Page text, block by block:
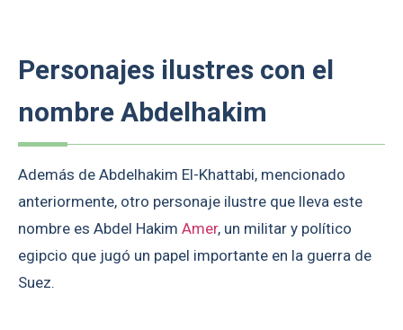
Personajes ilustres con el
nombre Abdelhakim
Además de Abdelhakim El-Khattabi, mencionado
anteriormente, otro personaje ilustre que lleva este
nombre es Abdel Hakim Amer, un militar y político
egipcio que jugó un papel importante en la guerra de
Suez.